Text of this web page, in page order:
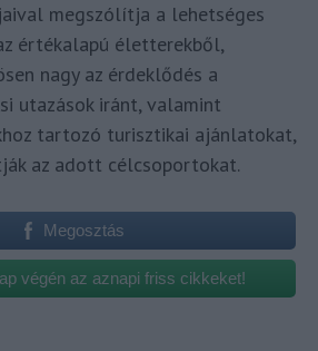
megszólítja a lehetséges
értékalapú életterekből,
nagy az érdeklődés a
utazások iránt, valamint
tartozó turisztikai ajánlatokat,
az adott célcsoportokat.
Megosztás
végén az aznapi friss cikkeket!